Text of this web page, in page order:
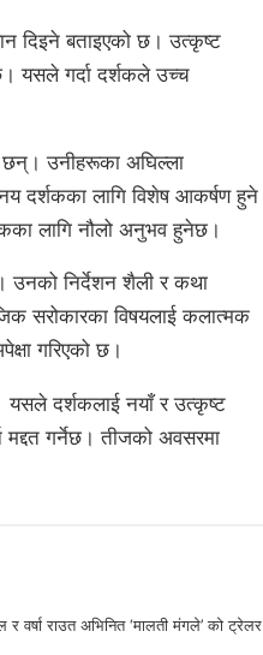
दिइने बताइएको छ। उत्कृष्ट
यसले गर्दा दर्शकले उच्च
छन्। उनीहरूका अघिल्ला
दर्शकका लागि विशेष आकर्षण हुने
लागि नौलो अनुभव हुनेछ।
उनको निर्देशन शैली र कथा
सरोकारका विषयलाई कलात्मक
गरिएको छ।
यसले दर्शकलाई नयाँ र उत्कृष्ट
मद्दत गर्नेछ। तीजको अवसरमा
र वर्षा राउत अभिनित ‘मालती मंगले’ को ट्रेलर